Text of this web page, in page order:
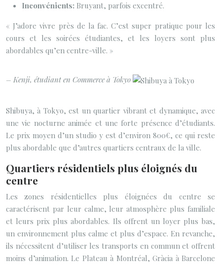
Inconvénients: Bruyant, parfois excentré.
« J’adore vivre près de la fac. C’est super pratique pour les
cours et les soirées étudiantes, et les loyers sont plus
abordables qu’en centre-ville. »
– Kenji, étudiant en Commerce à Tokyo
Shibuya, à Tokyo, est un quartier vibrant et dynamique, avec
une vie nocturne animée et une forte présence d’étudiants.
Le prix moyen d’un studio y est d’environ 800€, ce qui reste
plus abordable que d’autres quartiers centraux de la ville.
Quartiers résidentiels plus éloignés du
centre
Les zones résidentielles plus éloignées du centre se
caractérisent par leur calme, leur atmosphère plus familiale
et leurs prix plus abordables. Ils offrent un loyer plus bas,
un environnement plus calme et plus d’espace. En revanche,
ils nécessitent d’utiliser les transports en commun et offrent
moins d’animation. Le Plateau à Montréal, Gràcia à Barcelone